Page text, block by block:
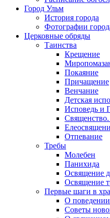
Город Ульм
История города
Фотографии
Церковные обряды
Таинства
Крещение
Покаяние
Причащение
Венчание
Детская
Исповедь и
Отпевание
Требы
Молебен
Панихида
Освящение
Освящение
Первые шаги в
О
Советы